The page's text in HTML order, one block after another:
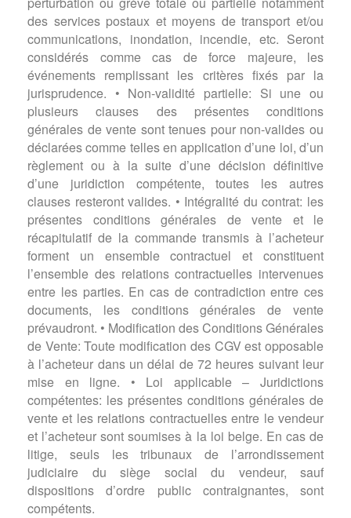
des services postaux et moyens de transport et/ou
communications, inondation, incendie, etc. Seront
considérés comme cas de force majeure, les
événements remplissant les critères fixés par la
jurisprudence. • Non-validité partielle: Si une ou
plusieurs clauses des présentes conditions
générales de vente sont tenues pour non-valides ou
déclarées comme telles en application d’une loi, d’un
règlement ou à la suite d’une décision définitive
d’une juridiction compétente, toutes les autres
clauses resteront valides. • Intégralité du contrat: les
présentes conditions générales de vente et le
récapitulatif de la commande transmis à l’acheteur
forment un ensemble contractuel et constituent
l’ensemble des relations contractuelles intervenues
entre les parties. En cas de contradiction entre ces
documents, les conditions générales de vente
prévaudront. • Modification des Conditions Générales
de Vente: Toute modification des CGV est opposable
à l’acheteur dans un délai de 72 heures suivant leur
mise en ligne. • Loi applicable – Juridictions
compétentes: les présentes conditions générales de
vente et les relations contractuelles entre le vendeur
et l’acheteur sont soumises à la loi belge. En cas de
litige, seuls les tribunaux de l’arrondissement
judiciaire du siège social du vendeur, sauf
dispositions d’ordre public contraignantes, sont
compétents.